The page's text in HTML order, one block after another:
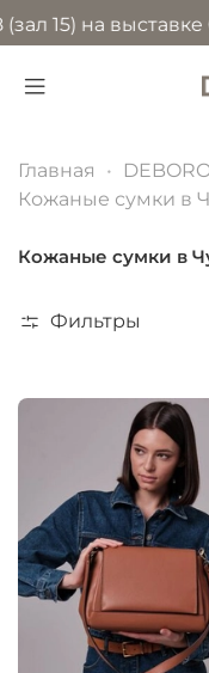
на выставке
Главная
Кожаные сумки в
Кожаные сумки в
Фильтры